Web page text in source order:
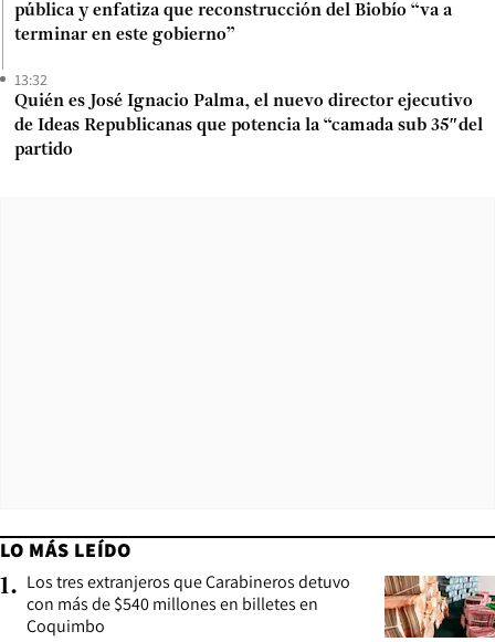
pública y enfatiza que reconstrucción del Biobío “va a
terminar en este gobierno”
13:32
Quién es José Ignacio Palma, el nuevo director ejecutivo
de Ideas Republicanas que potencia la “camada sub 35″del
partido
LO MÁS LEÍDO
1. Los tres extranjeros que Carabineros detuvo
con más de $540 millones en billetes en
Coquimbo